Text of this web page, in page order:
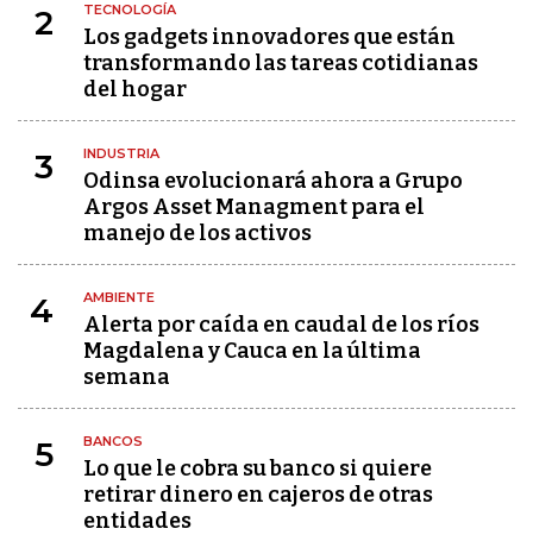
2 TECNOLOGÍA
Los gadgets innovadores que están
transformando las tareas cotidianas
del hogar
3 INDUSTRIA
Odinsa evolucionará ahora a Grupo
Argos Asset Managment para el
manejo de los activos
4 AMBIENTE
Alerta por caída en caudal de los ríos
Magdalena y Cauca en la última
semana
5 BANCOS
Lo que le cobra su banco si quiere
retirar dinero en cajeros de otras
entidades